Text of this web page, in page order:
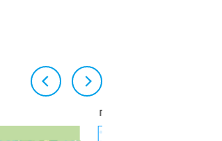
「マイエナ！」のご案内